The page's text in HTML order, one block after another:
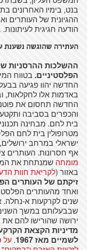
בנט, בימיו האחרונים
ההגיונית של העותרים
הודעה חגיגית
העתירה שהוגשה נשענת
ההשלכות ההרסניות
הפלסטיניים. בטווח
החדשה יהוו פגיעה
באדמות אלו לחקלאות,
החדשה תחסום את
והכפרים בסביבה
בית לחם. מבחינה
מטרופולין בית לחם
ישראלי במרחב
אף חסרונות. העותרים
מומחה שמנתחת את
באזור (לקריאת חוות
זיקתם של העותרים
ואחד מהעותרים
שנים לקרקעות א-נחלה.
שבבעלותם במשך השנים
ירושה שהורישו להם
מדיניות הקצאת
לשמיים מאז 1967
. על